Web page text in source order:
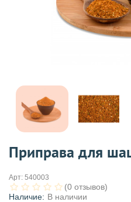
Приправа для
Арт: 540003
(0 отзывов)
Наличие: В наличии